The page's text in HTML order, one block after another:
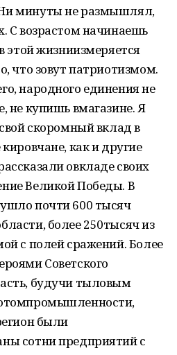
минуты не размышлял,
С возрастом начинаешь
этой жизниизмеряется
что зовут патриотизмом.
народного единения не
не купишь вмагазине. Я
скоромный вклад в
как и другие
овкладе своих
Великой Победы. В
почти 600 тысяч
более 250тысяч из
с полей сражений. Более
Советского
будучи тыловым
были
сотни предприятий с